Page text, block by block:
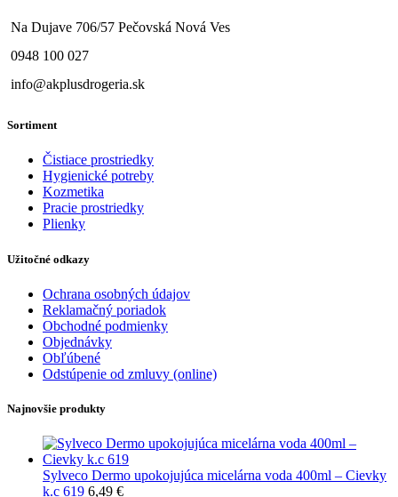
Na Dujave 706/57 Pečovská Nová Ves
0948 100 027
info@akplusdrogeria.sk
Sortiment
Čistiace prostriedky
Hygienické potreby
Kozmetika
Pracie prostriedky
Plienky
Užitočné odkazy
Ochrana osobných údajov
Reklamačný poriadok
Obchodné podmienky
Objednávky
Obľúbené
Odstúpenie od zmluvy (online)
Najnovšie produkty
Sylveco Dermo upokojujúca micelárna voda 400ml – Cievky
k.c 619 6,49 €